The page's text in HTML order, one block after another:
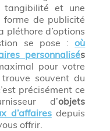
tangibilité et une
forme de publicité
pléthore d’options
se pose :où
personnalisés
pour votre
souvent du
précisément ce
d’objets
d’affairesdepuis
offrir.